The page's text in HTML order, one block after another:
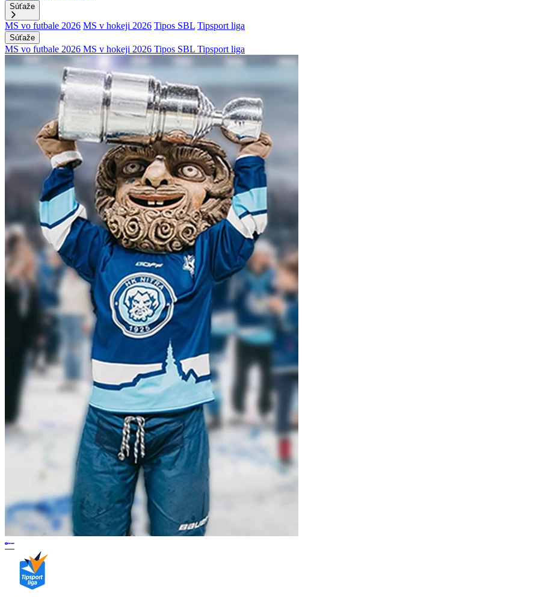
Súťaže
MS vo futbale 2026 MS v hokeji 2026 Tipos SBL Tipsport liga
Súťaže
MS vo futbale 2026 MS v hokeji 2026 Tipos SBL Tipsport liga